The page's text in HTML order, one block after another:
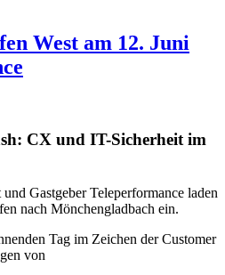
West am 12. Juni
CX und IT-Sicherheit im
Gastgeber Teleperformance laden
nach Mönchengladbach ein.
Tag im Zeichen der Customer
von